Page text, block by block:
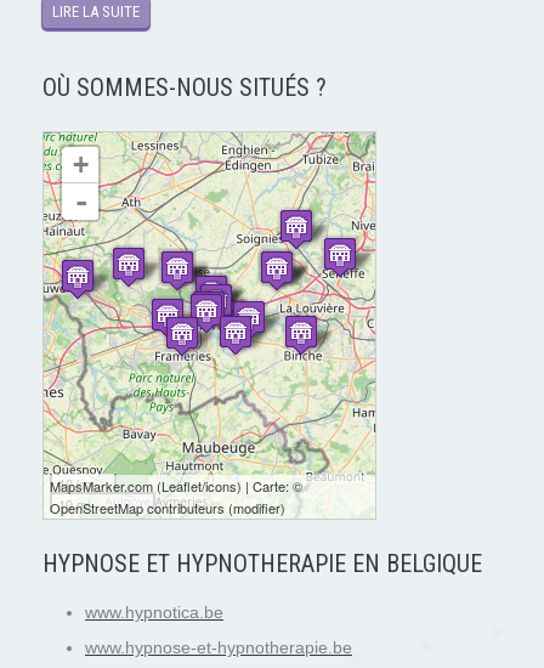
LIRE LA SUITE
OÙ SOMMES-NOUS SITUÉS ?
chargement de la carte - veuillez patienter...
+
-
10 km
10 mi
MapsMarker.com(Leaflet/icons) | Carte: ©
OpenStreetMap contributeurs (modifier)
HYPNOSE ET HYPNOTHERAPIE EN BELGIQUE
www.hypnotica.be
www.hypnose-et-hypnotherapie.be